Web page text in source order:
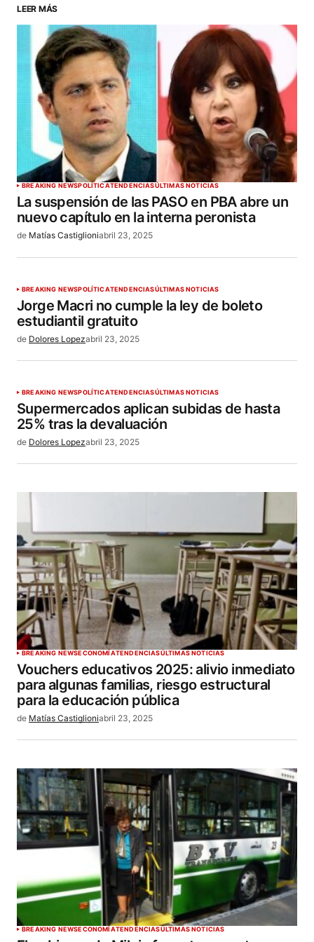
ENVIAR COMENTARIO
LEER MÁS
BREAKING NEWSPOLÍTICATENDENCIASÚLTIMAS NOTICIAS
La suspensión de las PASO en PBA abre un
nuevo capítulo en la interna peronista
de Matías Castiglioniabril 23, 2025
BREAKING NEWSPOLÍTICATENDENCIASÚLTIMAS NOTICIAS
Jorge Macri no cumple la ley de boleto
estudiantil gratuito
de Dolores Lopezabril 23, 2025
BREAKING NEWSPOLÍTICATENDENCIASÚLTIMAS NOTICIAS
Supermercados aplican subidas de hasta
25% tras la devaluación
de Dolores Lopezabril 23, 2025
BREAKING NEWSECONOMÍATENDENCIASÚLTIMAS NOTICIAS
Vouchers educativos 2025: alivio inmediato
para algunas familias, riesgo estructural
para la educación pública
de Matías Castiglioniabril 23, 2025
BREAKING NEWSECONOMÍATENDENCIASÚLTIMAS NOTICIAS